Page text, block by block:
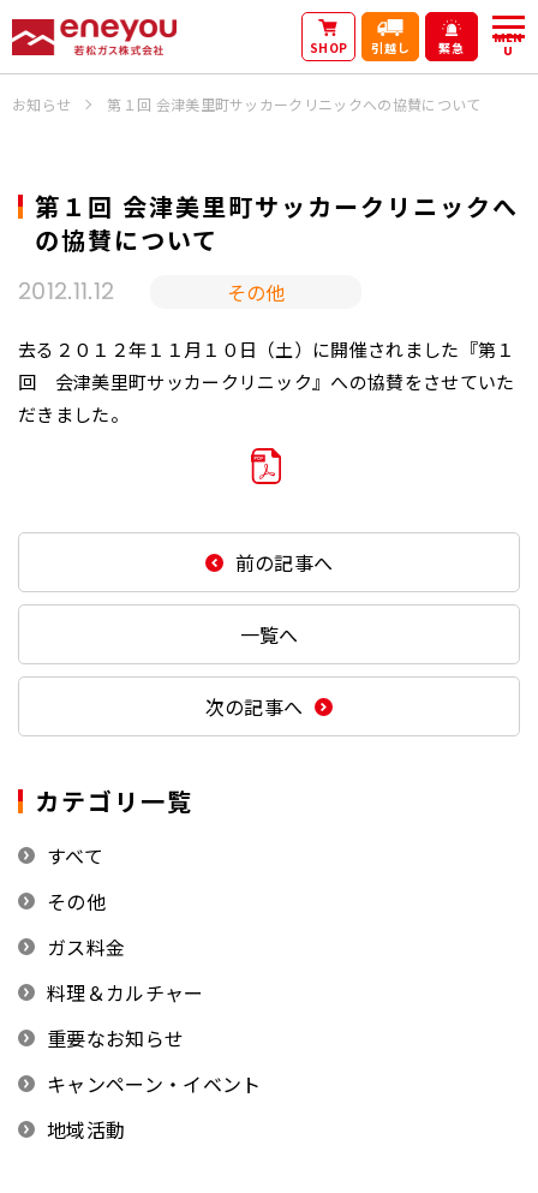
SHOP 引越し 緊急
MEN
U
お知らせ 第１回 会津美里町サッカークリニックへの協賛について
2012.11.12 その他
第１回 会津美里町サッカークリニックへ
の協賛について
去る２０１２年１１月１０日（土）に開催されました『第１
回 会津美里町サッカークリニック』への協賛をさせていた
だきました。
前の記事へ
一覧へ
次の記事へ
カテゴリ一覧
すべて
その他
ガス料金
料理＆カルチャー
重要なお知らせ
キャンペーン・イベント
地域活動